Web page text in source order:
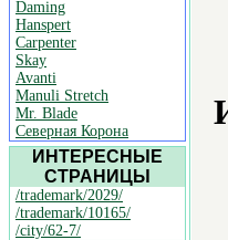
Daming
Hanspert
Carpenter
Skay
Avanti
Manuli Stretch
Mr. Blade
Северная Корона
ИНТЕРЕСНЫЕ
СТРАНИЦЫ
/trademark/2029/
/trademark/10165/
/city/62-7/